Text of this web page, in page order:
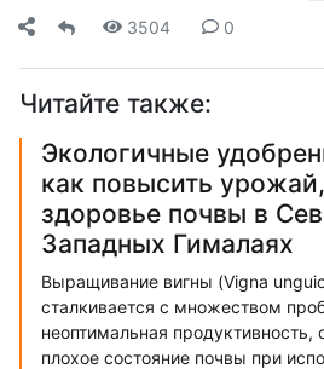
3504 0
Читайте также:
Экологичные
как повысить
здоровье почвы в
Западных Гималаях
Выращивание вигны (Vigna
сталкивается с множеством
неоптимальная
плохое состояние почвы при